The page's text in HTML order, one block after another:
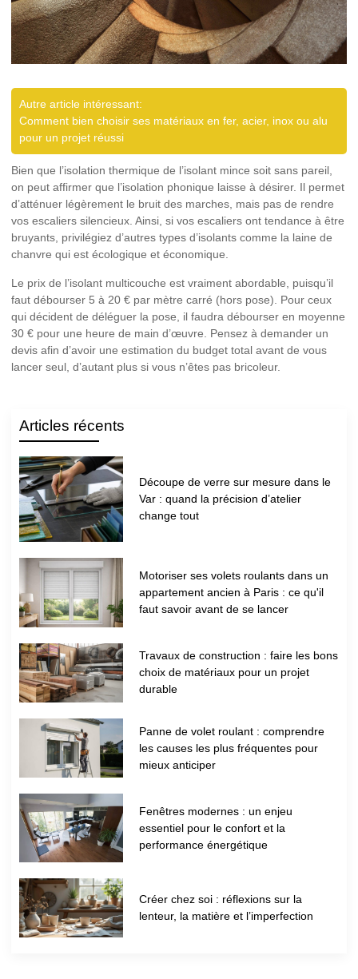
Autre article intéressant:
Comment bien choisir ses matériaux en fer, acier, inox ou alu
pour un projet réussi
Bien que l’isolation thermique de l’isolant mince soit sans pareil,
on peut affirmer que l’isolation phonique laisse à désirer. Il permet
d’atténuer légèrement le bruit des marches, mais pas de rendre
vos escaliers silencieux. Ainsi, si vos escaliers ont tendance à être
bruyants, privilégiez d’autres types d’isolants comme la laine de
chanvre qui est écologique et économique.
Le prix de l’isolant multicouche est vraiment abordable, puisqu’il
faut débourser 5 à 20 € par mètre carré (hors pose). Pour ceux
qui décident de déléguer la pose, il faudra débourser en moyenne
30 € pour une heure de main d’œuvre. Pensez à demander un
devis afin d’avoir une estimation du budget total avant de vous
lancer seul, d’autant plus si vous n’êtes pas bricoleur.
Articles récents
Découpe de verre sur mesure dans le
Var : quand la précision d’atelier
change tout
Motoriser ses volets roulants dans un
appartement ancien à Paris : ce qu'il
faut savoir avant de se lancer
Travaux de construction : faire les bons
choix de matériaux pour un projet
durable
Panne de volet roulant : comprendre
les causes les plus fréquentes pour
mieux anticiper
Fenêtres modernes : un enjeu
essentiel pour le confort et la
performance énergétique
Créer chez soi : réflexions sur la
lenteur, la matière et l’imperfection